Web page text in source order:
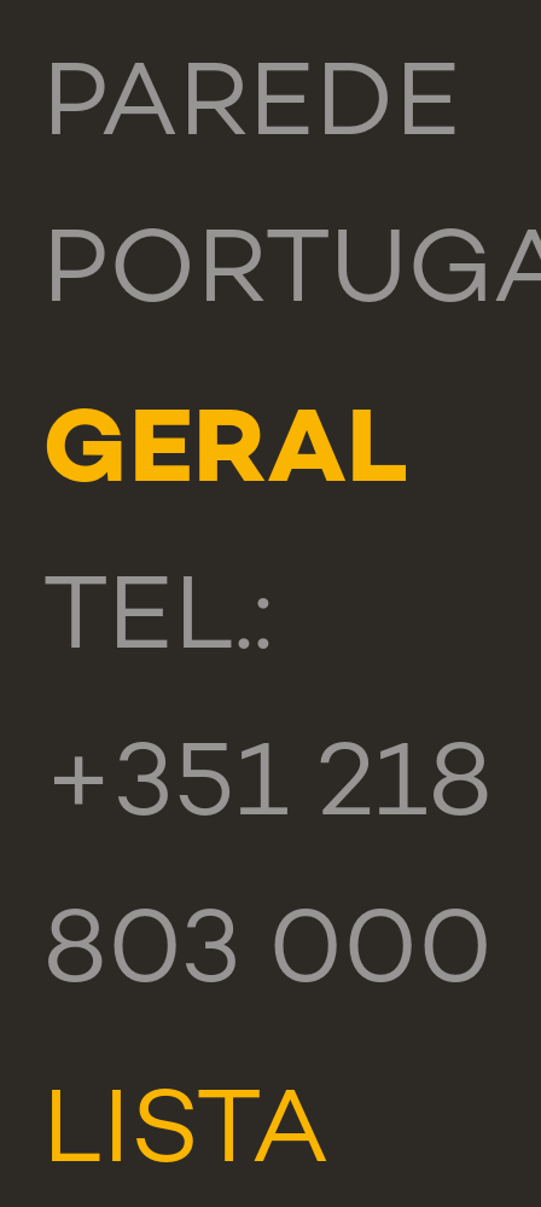
PAREDE
GERAL
TEL.:
+351 218
803 000
LISTA